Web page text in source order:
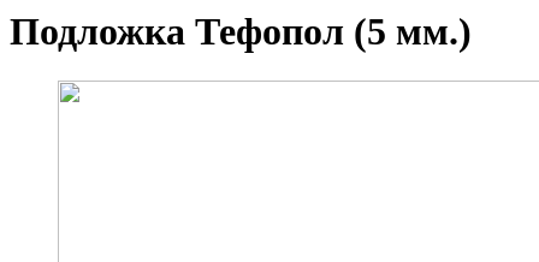
Подложка Тефопол (5 мм.)